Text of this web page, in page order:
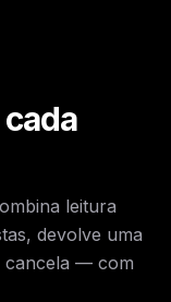
leitura
devolve uma
cancela — com